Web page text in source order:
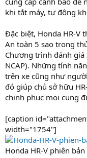
khi tắt máy, tự động
Đặc biệt, Honda HR-V
An toàn 5 sao trong
Chương trình đánh giá
NCAP). Những tính
trên xe cũng như
đó giúp chủ sở hữu
chinh phục mọi cung
[caption
width="1754"]
Honda HR-V phiên